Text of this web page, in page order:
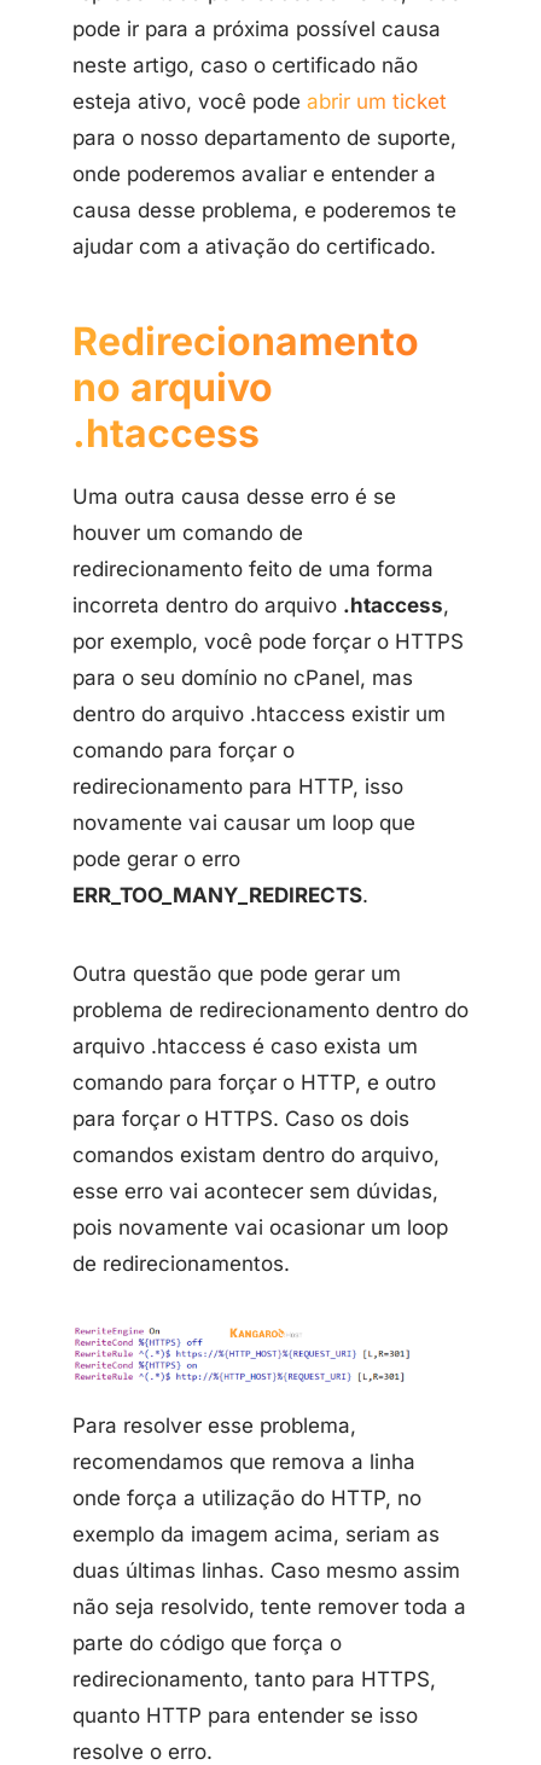
pode ir para a próxima possível causa
neste artigo, caso o certificado não
esteja ativo, você pode abrir um ticket
para o nosso departamento de suporte,
onde poderemos avaliar e entender a
causa desse problema, e poderemos te
ajudar com a ativação do certificado.
Redirecionamento
no arquivo
.htaccess
Uma outra causa desse erro é se
houver um comando de
redirecionamento feito de uma forma
incorreta dentro do arquivo .htaccess,
por exemplo, você pode forçar o HTTPS
para o seu domínio no cPanel, mas
dentro do arquivo .htaccess existir um
comando para forçar o
redirecionamento para HTTP, isso
novamente vai causar um loop que
pode gerar o erro
ERR_TOO_MANY_REDIRECTS.
Outra questão que pode gerar um
problema de redirecionamento dentro do
arquivo .htaccess é caso exista um
comando para forçar o HTTP, e outro
para forçar o HTTPS. Caso os dois
comandos existam dentro do arquivo,
esse erro vai acontecer sem dúvidas,
pois novamente vai ocasionar um loop
de redirecionamentos.
Para resolver esse problema,
recomendamos que remova a linha
onde força a utilização do HTTP, no
exemplo da imagem acima, seriam as
duas últimas linhas. Caso mesmo assim
não seja resolvido, tente remover toda a
parte do código que força o
redirecionamento, tanto para HTTPS,
quanto HTTP para entender se isso
resolve o erro.